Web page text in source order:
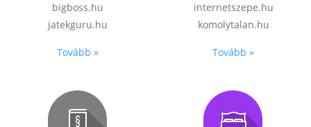
bigboss.hu
jatekguru.hu
Tovább »
internetszepe.hu
komolytalan.hu
Tovább »